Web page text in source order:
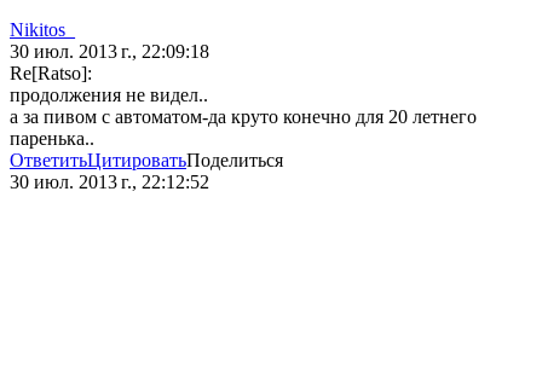
Nikitos_
30 июл. 2013 г., 22:09:18
Re[Ratso]:
продолжения не видел..
а за пивом с автоматом-да круто конечно для 20 летнего
паренька..
ОтветитьЦитироватьПоделиться
30 июл. 2013 г., 22:12:52